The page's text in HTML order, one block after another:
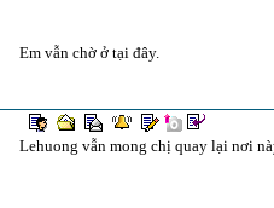
Em vẫn chờ ở tại đây.
Lehuong vẫn mong chị quay lại nơi